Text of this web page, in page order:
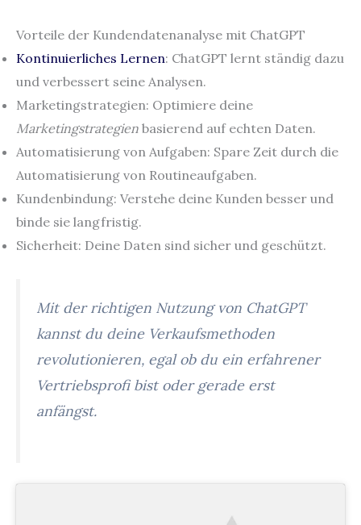
Vorteile der Kundendatenanalyse mit ChatGPT
Kontinuierliches Lernen: ChatGPT lernt ständig dazu
und verbessert seine Analysen.
Marketingstrategien: Optimiere deine
Marketingstrategien basierend auf echten Daten.
Automatisierung von Aufgaben: Spare Zeit durch die
Automatisierung von Routineaufgaben.
Kundenbindung: Verstehe deine Kunden besser und
binde sie langfristig.
Sicherheit: Deine Daten sind sicher und geschützt.
Mit der richtigen Nutzung von ChatGPT
kannst du deine Verkaufsmethoden
revolutionieren, egal ob du ein erfahrener
Vertriebsprofi bist oder gerade erst
anfängst.